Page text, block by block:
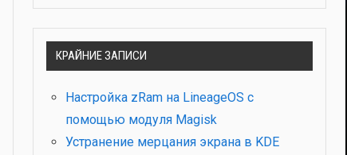
КРАЙНИЕ ЗАПИСИ
Настройка zRam на LineageOS с
помощью модуля Magisk
Устранение мерцания экрана в KDE